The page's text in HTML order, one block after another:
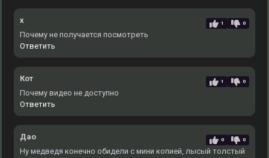
x 1 0
Почему не получается посмотреть
Ответить
Кот 1 0
Почему видео не доступно
Ответить
Дао 0 0
Ну медведя конечно обидели с мини копией, лысый толстый